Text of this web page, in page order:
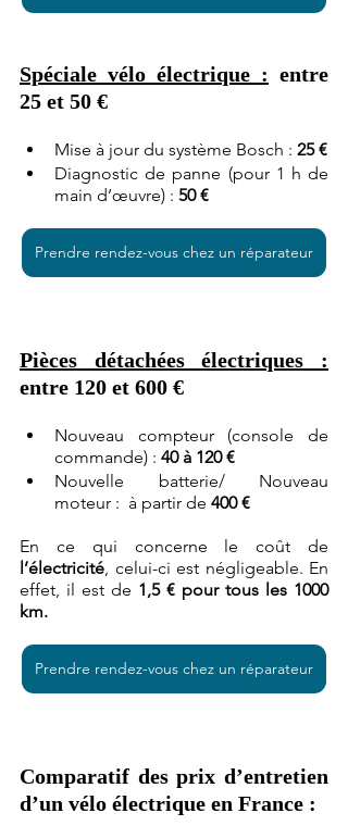
Spéciale vélo électrique : entre
25 et 50 €
Mise à jour du système Bosch : 25 €
Diagnostic de panne (pour 1 h de
main d’œuvre) : 50 €
Prendre rendez-vous chez un réparateur
Pièces détachées électriques :
entre 120 et 600 €
Nouveau compteur (console de
commande) : 40 à 120 €
Nouvelle batterie/ Nouveau
moteur :  à partir de 400 €
l’électricité, celui-ci est négligeable. En
effet, il est de 1,5 € pour tous les 1000
km.
Prendre rendez-vous chez un réparateur
Comparatif des prix d’entretien
d’un vélo électrique en France :